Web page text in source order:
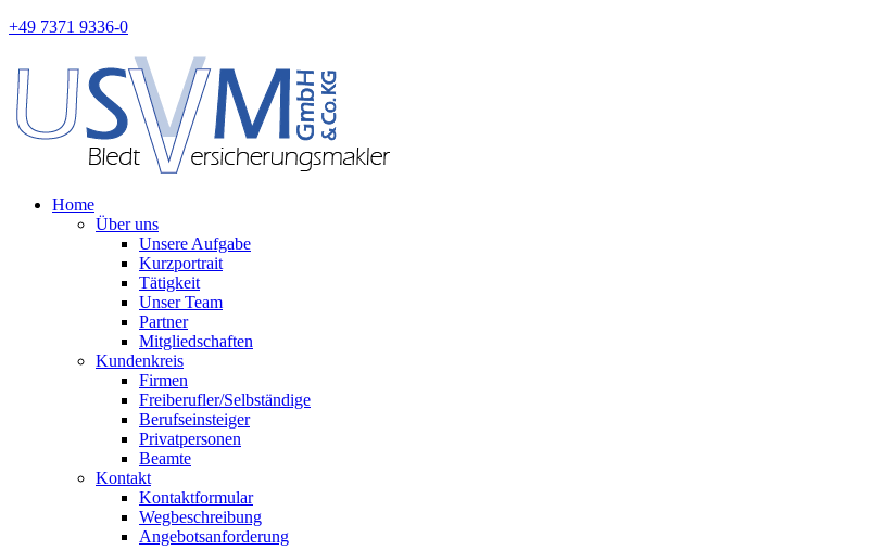
+49 7371 9336-0
Home
Über uns
Unsere Aufgabe
Kurzportrait
Tätigkeit
Unser Team
Partner
Mitgliedschaften
Kundenkreis
Firmen
Freiberufler/Selbständige
Berufseinsteiger
Privatpersonen
Beamte
Kontakt
Kontaktformular
Wegbeschreibung
Angebotsanforderung